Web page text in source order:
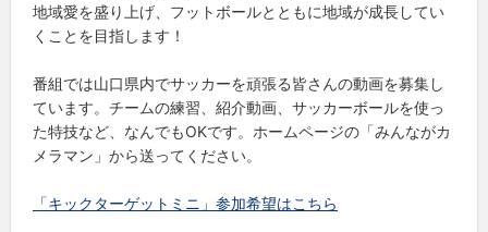
地域愛を盛り上げ、フットボールとともに地域が成長してい
くことを目指します！
番組では山口県内でサッカーを頑張る皆さんの動画を募集し
ています。チームの練習、紹介動画、サッカーボールを使っ
た特技など、なんでもOKです。ホームページの「みんながカ
メラマン」から送ってください。
「キックターゲットミニ」参加希望はこちら